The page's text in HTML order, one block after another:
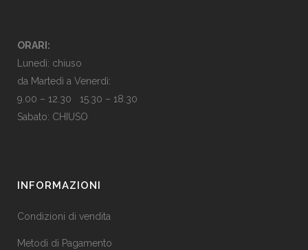
ORARI:
Lunedì: chiuso
da Martedì a Venerdì:
9.00 – 12.30 15.30 – 18.30
Sabato: CHIUSO
INFORMAZIONI
Condizioni di vendita
Metodi di Pagamento